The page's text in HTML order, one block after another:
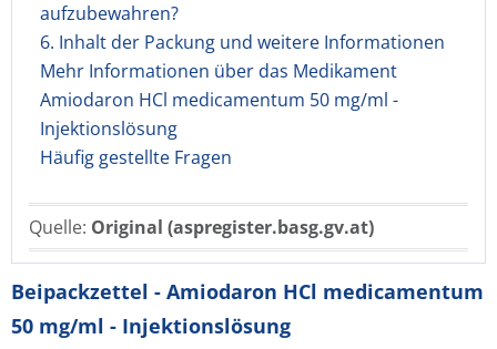
aufzubewahren?
6. Inhalt der Packung und weitere Informationen
Mehr Informationen über das Medikament
Amiodaron HCl medicamentum 50 mg/ml -
Injektionslösung
Häufig gestellte Fragen
Quelle: Original (aspregister.basg.gv.at)
Beipackzettel - Amiodaron HCl medicamentum
50 mg/ml - Injektionslösung